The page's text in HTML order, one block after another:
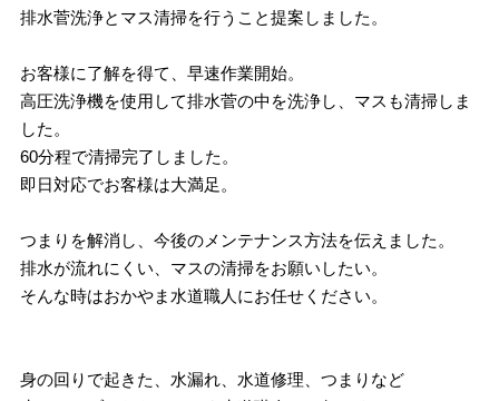
排水菅洗浄とマス清掃を行うこと提案しました。
お客様に了解を得て、早速作業開始。
高圧洗浄機を使用して排水菅の中を洗浄し、マスも清掃しま
した。
60分程で清掃完了しました。
即日対応でお客様は大満足。
つまりを解消し、今後のメンテナンス方法を伝えました。
排水が流れにくい、マスの清掃をお願いしたい。
そんな時はおかやま水道職人にお任せください。
身の回りで起きた、水漏れ、水道修理、つまりなど